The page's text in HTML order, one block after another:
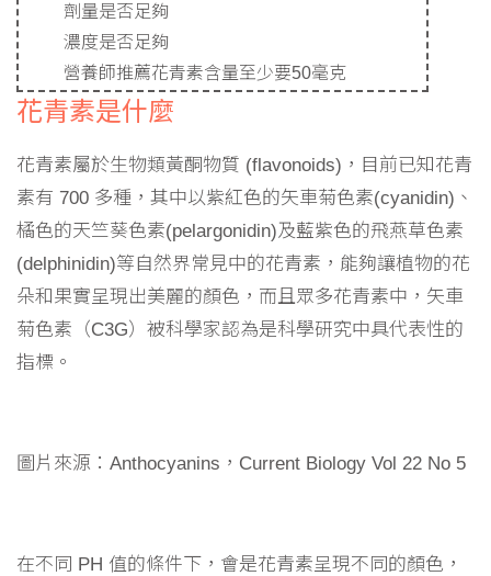
劑量是否足夠
濃度是否足夠
營養師推薦花青素含量至少要50毫克
花青素是什麼
花青素屬於生物類黃酮物質 (flavonoids)，目前已知花青
素有 700 多種，其中以紫紅色的矢車菊色素(cyanidin)、
橘色的天竺葵色素(pelargonidin)及藍紫色的飛燕草色素
(delphinidin)等自然界常見中的花青素，能夠讓植物的花
朵和果實呈現出美麗的顏色，而且眾多花青素中，矢車
菊色素（C3G）被科學家認為是科學研究中具代表性的
指標。
圖片來源：Anthocyanins，Current Biology Vol 22 No 5
在不同 PH 值的條件下，會是花青素呈現不同的顏色，